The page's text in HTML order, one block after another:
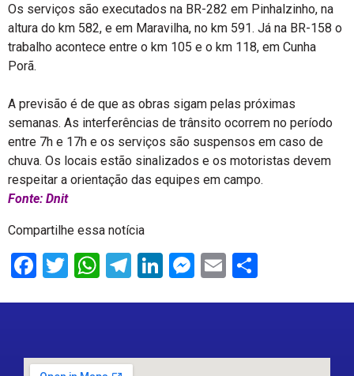
Os serviços são executados na BR-282 em Pinhalzinho, na
altura do km 582, e em Maravilha, no km 591. Já na BR-158 o
trabalho acontece entre o km 105 e o km 118, em Cunha
Porã.
A previsão é de que as obras sigam pelas próximas
semanas. As interferências de trânsito ocorrem no período
entre 7h e 17h e os serviços são suspensos em caso de
chuva. Os locais estão sinalizados e os motoristas devem
respeitar a orientação das equipes em campo.
Fonte: Dnit
Compartilhe essa notícia
Facebook
Twitter
WhatsApp
Telegram
LinkedIn
Messenger
Email